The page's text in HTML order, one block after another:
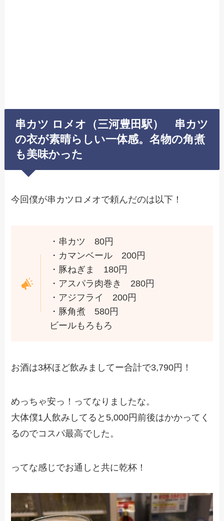
串カツ ロメオ（三河豊田駅） 串カツ
の衣が素晴らしい一体感。名物の角煮
も美味かった
今回僕が串カツロメオで頼んだのは以下！
・串カツ 80円
・カマンベール 200円
・豚ねぎま 180円
・アスパラ肉巻き 280円
・アジフライ 200円
・豚角煮 580円
ビールもろもろ
お酒は3杯ほど飲みましてー合計で3,790円！
めっちゃ安っ！ってなりましたな。
大体僕1人飲みしてると5,000円前後はかかってく
るのでコスパ最高でした。
ってな感じでお通しと共に乾杯！